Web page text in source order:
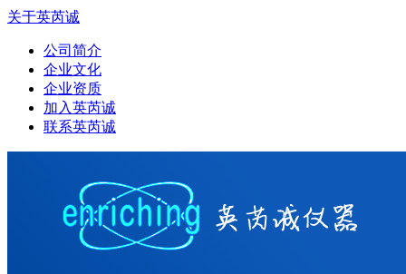
关于英芮诚
公司简介
企业文化
企业资质
加入英芮诚
联系英芮诚